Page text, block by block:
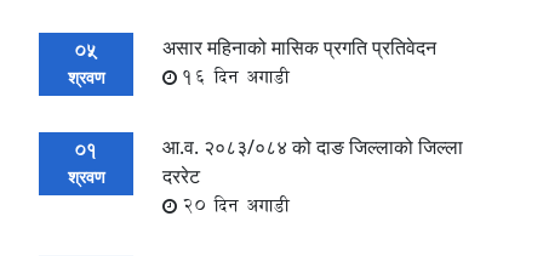
05
श्रवण
असार महिनाको मासिक प्रगति प्रतिवेदन
16 दिन अगाडी
01
श्रवण
आ.व. २०८३/०८४ को दाङ जिल्लाको जिल्ला
दररेट
20 दिन अगाडी